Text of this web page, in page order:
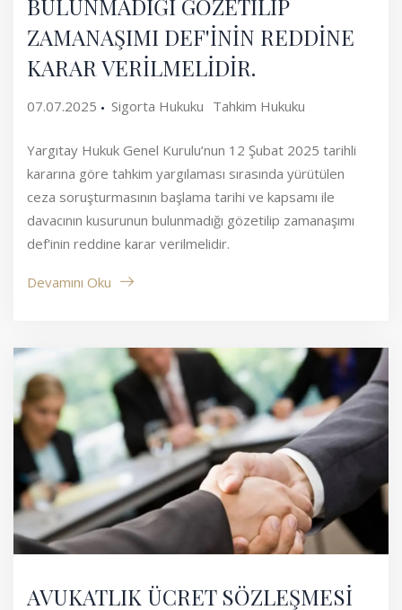
BULUNMADIĞI GÖZETİLİP
ZAMANAŞIMI DEF'İNİN REDDİNE
KARAR VERİLMELİDİR.
07.07.2025 Sigorta Hukuku Tahkim Hukuku
Yargıtay Hukuk Genel Kurulu’nun 12 Şubat 2025 tarihli
kararına göre tahkim yargılaması sırasında yürütülen
ceza soruşturmasının başlama tarihi ve kapsamı ile
davacının kusurunun bulunmadığı gözetilip zamanaşımı
def'inin reddine karar verilmelidir.
Devamını Oku
AVUKATLIK ÜCRET SÖZLEŞMESİ